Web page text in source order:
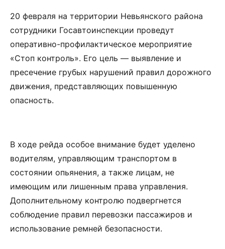
20 февраля на территории Невьянского района
сотрудники Госавтоинспекции проведут
оперативно-профилактическое мероприятие
«Стоп контроль». Его цель — выявление и
пресечение грубых нарушений правил дорожного
движения, представляющих повышенную
опасность.
В ходе рейда особое внимание будет уделено
водителям, управляющим транспортом в
состоянии опьянения, а также лицам, не
имеющим или лишенным права управления.
Дополнительному контролю подвергнется
соблюдение правил перевозки пассажиров и
использование ремней безопасности.